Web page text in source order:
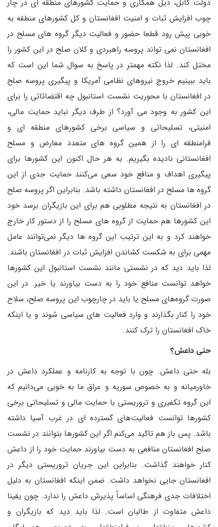
دولت کابل، ذیل همکاری و حمایت کشورهای منطقه ای در چار
چوب افزایش ثبات و امنیت افغانستان و کل کشورهای منطقه به
خوبی پیش رود قطعا حضور و فعالیت دیگر گروه های مسلح در
افغانستان نمی تواند پروسه راهبردی و کلان صلح در این کشور را
مختل کند. لذا نکته مهمتر در پاسخ به سوال شما این است که
باید ببینیم خروج نیروهای نظامی آمریکا و پیگیری پروسه صلح
در افغانستان با محوریت نشست استانبول چه اقتضائاتی را برای
این کشور به وجود می آورد؟ از طرف دیگر نباید حمایت مالی،
امنیتی، تسلیحاتی و سیاسی برخی کشورهای منطقه ای و
فرامنطقه ای را از همین گروه های متعدد معارض و مسلح
افغانستانی نادیده بگیریم. به هر حال اکنون این کشورها برای
پیگیری اهداف و منافع خود سعی می‌کنند حمایت جدی از این
گروه ها مسلح در افغانستان داشته باشد. بنابراین اگر پروسه صلح
در افغانستان به نتیجه مطلوبی هم برای این بازیگران برسد خود
این کشورها هم حمایت از گروه های مسلح را از دستور کار خارج
خواهند کرد و به این ترتیب این گروه ها دیگر نمی‌توانند عامل
مهمی برای به شکست کشاندن افزایش ثبات در افغانستان باشند.
لذا باید دید که در نشستی مانند نشست استانبول این کشورها
خواهد توانست منافع خود را به دست بیاورند یا خیر. در این
صورت گروه‌های مسلح یا باید در چارچوب این پروسه صلح، سلاح
خود را کنار بگذارند و وارد فعالیت های سیاسی شوند و یا اینکه
خاک افغانستان را ترک کنند.
حتی داعش؟
بله حتی داعش. چون با توجه به کارنامه و عملکرد داعش در
خاورمیانه و به خصوص سوریه و عراق ما به خوبی می‌دانیم که
این گروه تکفیری و تروریستی با حمایت مالی و تسلیحاتی برخی
کشورها توانست فعالیت‌های گسترده ای در غرب آسیا داشته
باشد. پس باز هم تاکید می‌کنم اگر این کشورها بتوانند در نشست
صلح افغانستان منافعی به دست بیاورند حمایت خود را از داعش
کنار خواهند گذاشت. بنابراین این جریان تروریستی دیگر در
افغانستان جایی نخواهد داشت. ضمن اینکه افغانستان به دلیل
اختلافات جدی فرهنگی اساساً پذیرش داعش را ندارد. چون یقینا
داعش متفاوت از طالبان است. لذا باید دید که بازیگران و